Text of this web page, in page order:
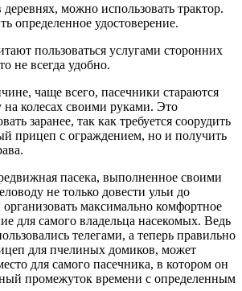
можно использовать трактор.
определенное удостоверение.
пользоваться услугами сторонних
не всегда удобно.
чаще всего, пасечники стараются
на колесах своими руками. Это
заранее, так как требуется соорудить
прицеп с ограждением, но и получить
пасека, выполненное своими
не только довести ульи до
максимально комфортное
для самого владельца насекомых. Ведь
телегами, а теперь правильно
для пчелиных домиков, может
для самого пасечника, в котором он
промежуток времени с определенным